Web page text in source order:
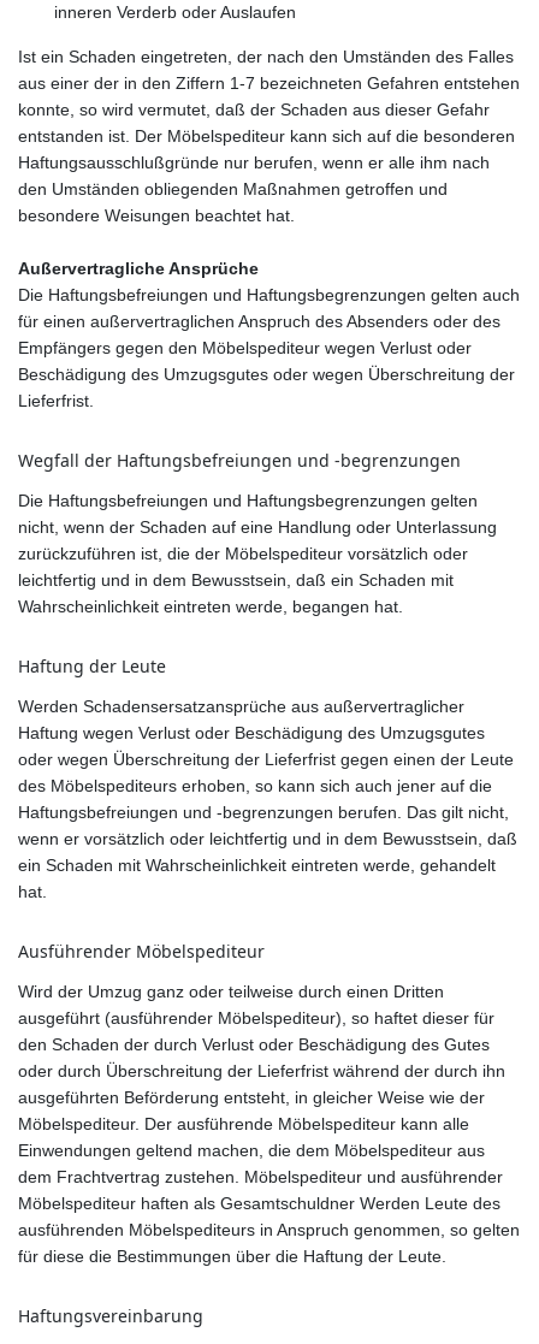
inneren Verderb oder Auslaufen
Ist ein Schaden eingetreten, der nach den Umständen des Falles
aus einer der in den Ziffern 1-7 bezeichneten Gefahren entstehen
konnte, so wird vermutet, daß der Schaden aus dieser Gefahr
entstanden ist. Der Möbelspediteur kann sich auf die besonderen
Haftungsausschlußgründe nur berufen, wenn er alle ihm nach
den Umständen obliegenden Maßnahmen getroffen und
besondere Weisungen beachtet hat.
Außervertragliche Ansprüche
Die Haftungsbefreiungen und Haftungsbegrenzungen gelten auch
für einen außervertraglichen Anspruch des Absenders oder des
Empfängers gegen den Möbelspediteur wegen Verlust oder
Beschädigung des Umzugsgutes oder wegen Überschreitung der
Lieferfrist.
Wegfall der Haftungsbefreiungen und -begrenzungen
Die Haftungsbefreiungen und Haftungsbegrenzungen gelten
nicht, wenn der Schaden auf eine Handlung oder Unterlassung
zurückzuführen ist, die der Möbelspediteur vorsätzlich oder
leichtfertig und in dem Bewusstsein, daß ein Schaden mit
Wahrscheinlichkeit eintreten werde, begangen hat.
Haftung der Leute
Werden Schadensersatzansprüche aus außervertraglicher
Haftung wegen Verlust oder Beschädigung des Umzugsgutes
oder wegen Überschreitung der Lieferfrist gegen einen der Leute
des Möbelspediteurs erhoben, so kann sich auch jener auf die
Haftungsbefreiungen und -begrenzungen berufen. Das gilt nicht,
wenn er vorsätzlich oder leichtfertig und in dem Bewusstsein, daß
ein Schaden mit Wahrscheinlichkeit eintreten werde, gehandelt
hat.
Ausführender Möbelspediteur
Wird der Umzug ganz oder teilweise durch einen Dritten
ausgeführt (ausführender Möbelspediteur), so haftet dieser für
den Schaden der durch Verlust oder Beschädigung des Gutes
oder durch Überschreitung der Lieferfrist während der durch ihn
ausgeführten Beförderung entsteht, in gleicher Weise wie der
Möbelspediteur. Der ausführende Möbelspediteur kann alle
Einwendungen geltend machen, die dem Möbelspediteur aus
dem Frachtvertrag zustehen. Möbelspediteur und ausführender
Möbelspediteur haften als Gesamtschuldner Werden Leute des
ausführenden Möbelspediteurs in Anspruch genommen, so gelten
für diese die Bestimmungen über die Haftung der Leute.
Haftungsvereinbarung